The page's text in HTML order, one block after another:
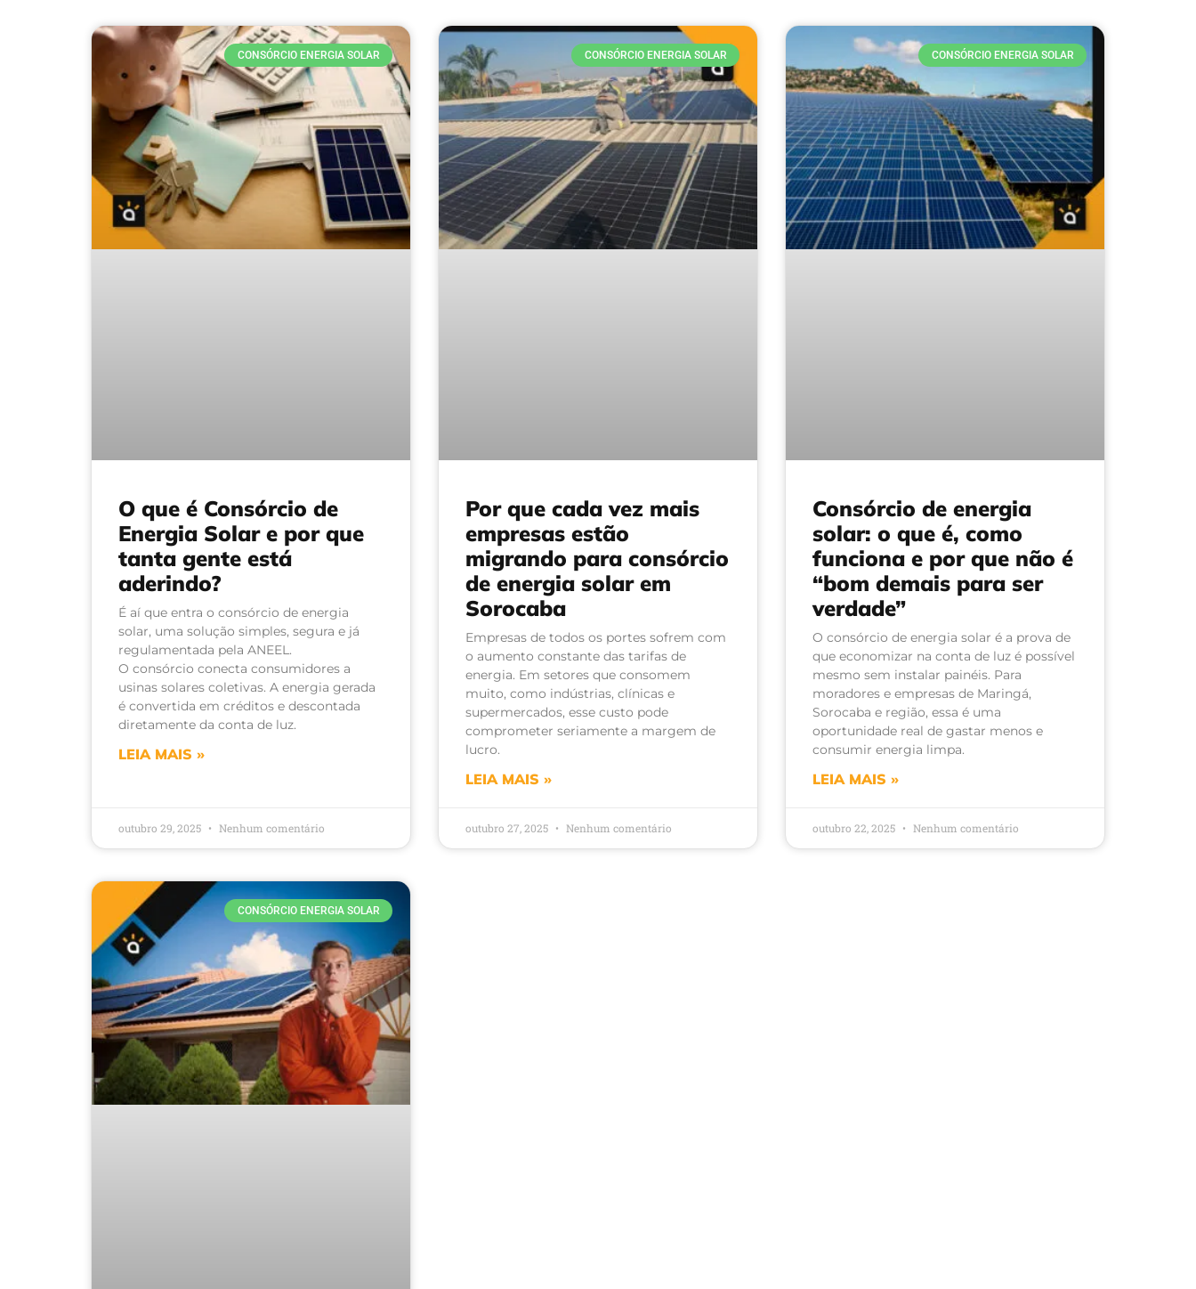
CONSÓRCIO ENERGIA SOLAR
O que é Consórcio de
Energia Solar e por que
tanta gente está
aderindo?
É aí que entra o consórcio de energia
solar, uma solução simples, segura e já
regulamentada pela ANEEL.
O consórcio conecta consumidores a
usinas solares coletivas. A energia gerada
é convertida em créditos e descontada
diretamente da conta de luz.
LEIA MAIS »
outubro 29, 2025 Nenhum comentário
CONSÓRCIO ENERGIA SOLAR
Por que cada vez mais
empresas estão
migrando para consórcio
de energia solar em
Sorocaba
Empresas de todos os portes sofrem com
o aumento constante das tarifas de
energia. Em setores que consomem
muito, como indústrias, clínicas e
supermercados, esse custo pode
comprometer seriamente a margem de
lucro.
LEIA MAIS »
outubro 27, 2025 Nenhum comentário
CONSÓRCIO ENERGIA SOLAR
Consórcio de energia
solar: o que é, como
funciona e por que não é
“bom demais para ser
verdade”
O consórcio de energia solar é a prova de
que economizar na conta de luz é possível
mesmo sem instalar painéis. Para
moradores e empresas de Maringá,
Sorocaba e região, essa é uma
oportunidade real de gastar menos e
consumir energia limpa.
LEIA MAIS »
outubro 22, 2025 Nenhum comentário
CONSÓRCIO ENERGIA SOLAR